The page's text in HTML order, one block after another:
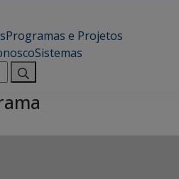
Programas e Projetos
Sistemas